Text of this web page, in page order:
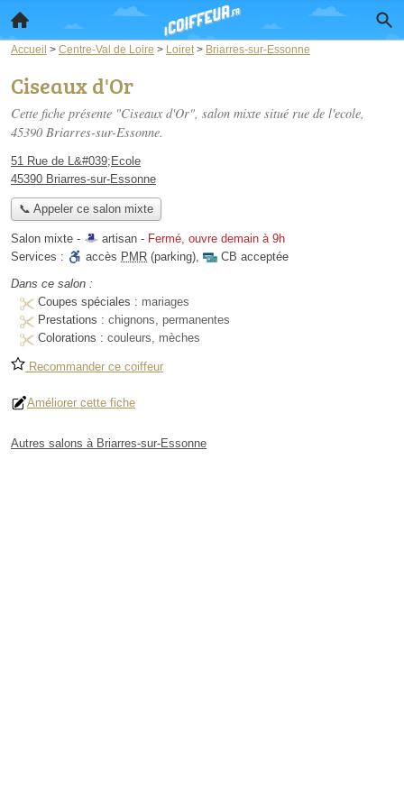
Accueil > Centre-Val de Loire > Loiret > Briarres-sur-Essonne
Ciseaux d'Or
Cette fiche présente "Ciseaux d'Or", salon mixte situé rue de l'ecole,
45390 Briarres-sur-Essonne.
51 Rue de L&#039;Ecole
45390 Briarres-sur-Essonne
📞 Appeler ce salon mixte
Salon mixte - artisan - Fermé, ouvre demain à 9h
Services :
accès PMR (parking),
CB acceptée
Dans ce salon :
Coupes spéciales : mariages
Prestations : chignons, permanentes
Colorations : couleurs, mèches
Recommander ce coiffeur
Améliorer cette fiche
Autres salons à Briarres-sur-Essonne